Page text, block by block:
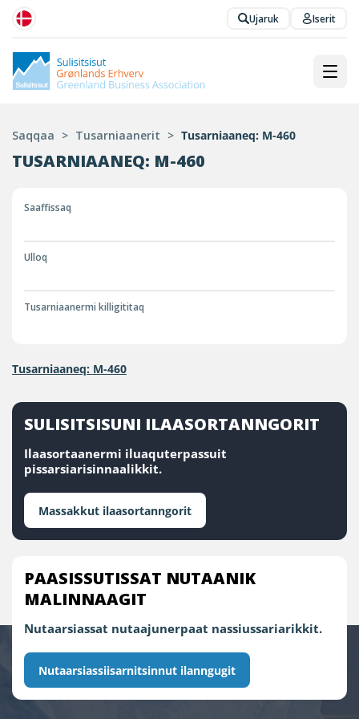
Ujaruk Iserit
Saqqaa > Tusarniaanerit > Tusarniaaneq: M-460
TUSARNIAANEQ: M-460
Saaffissaq
Ulloq
Tusarniaanermi killigititaq
Tusarniaaneq: M-460
SULISITSISUNI ILAASORTANNGORIT
Ilaasortaanermi iluaquterpassuit
pissarsiarisinnaalikkit.
Massakkut ilaasortanngorit
PAASISSUTISSAT NUTAANIK
MALINNAAGIT
Nutaarsiassat nutaajunerpaat nassiussariarikkit.
Nutaarsiassiisarnitsinnut ilanngugit